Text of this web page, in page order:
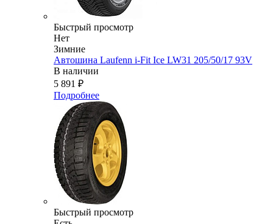
Быстрый просмотр
Нет
Зимние
Автошина Laufenn i-Fit Ice LW31 205/50/17 93V
В наличии
5 891 ₽
Подробнее
Быстрый просмотр